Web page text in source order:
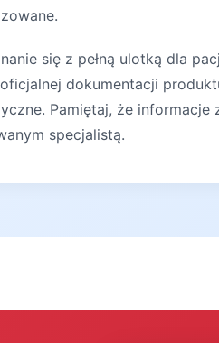
się z pełną ulotką dla
dokumentacji
Pamiętaj, że
specjalistą.